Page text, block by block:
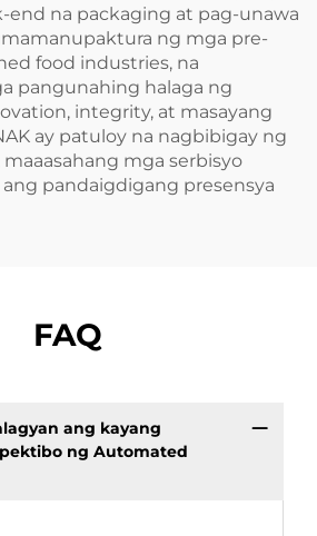
end na packaging at pag-unawa
ng mga pre-
food industries, na
pangunahing halaga ng
integrity, at masayang
ay patuloy na nagbibigay ng
mga serbisyo
pandaigdigang presensya
FAQ
ang kayang
ng Automated